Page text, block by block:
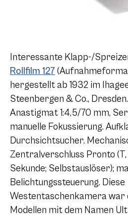
Interessante Klapp-/
Rollfilm 127
hergestellt ab 1932 im
Steenbergen & Co.,
Anastigmat 1:4,5/70 mm,
manuelle Fokussierung.
Durchsichtsucher.
Zentralverschluss Pronto (T,
Sekunde; Selbstauslöser);
Belichtungssteuerung. Diese
Westentaschenkamera war
Modellen mit dem Namen